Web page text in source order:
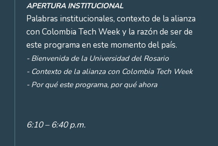
APERTURA INSTITUCIONAL
Palabras institucionales, contexto de la alianza
con Colombia Tech Week y la razón de ser de
este programa en este momento del país.
- Bienvenida de la Universidad del Rosario
- Contexto de la alianza con Colombia Tech Week
- Por qué este programa, por qué ahora
6:10 – 6:40 p.m.